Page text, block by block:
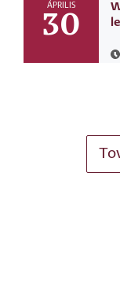
ÁPRILIS
30